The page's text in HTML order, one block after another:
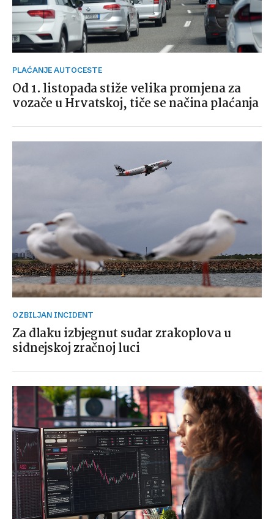
PLAĆANJE AUTOCESTE
Od 1. listopada stiže velika promjena za
vozače u Hrvatskoj, tiče se načina plaćanja
OZBILJAN INCIDENT
Za dlaku izbjegnut sudar zrakoplova u
sidnejskoj zračnoj luci